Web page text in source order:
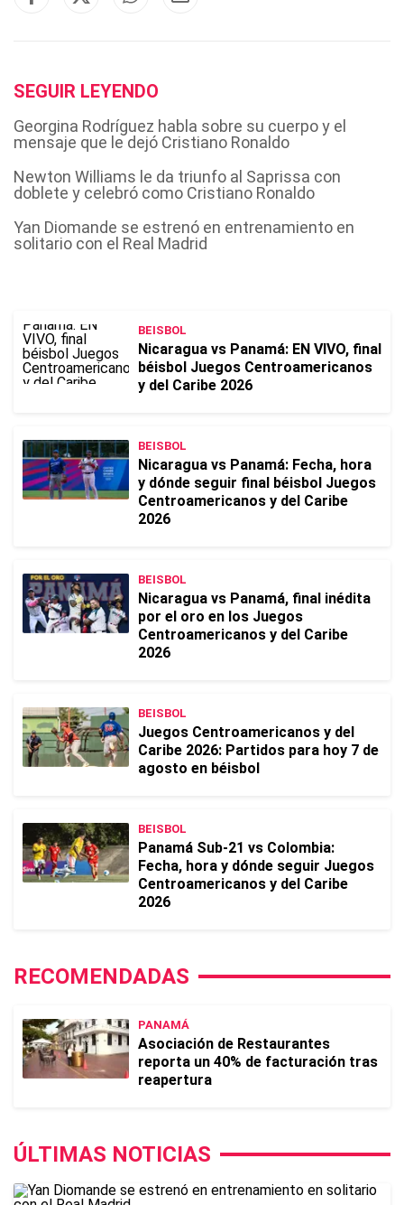
SEGUIR LEYENDO
Georgina Rodríguez habla sobre su cuerpo y el
mensaje que le dejó Cristiano Ronaldo
Newton Williams le da triunfo al Saprissa con
doblete y celebró como Cristiano Ronaldo
Yan Diomande se estrenó en entrenamiento en
solitario con el Real Madrid
BEISBOL
Nicaragua vs Panamá: EN VIVO, final
béisbol Juegos Centroamericanos
y del Caribe 2026
BEISBOL
Nicaragua vs Panamá: Fecha, hora
y dónde seguir final béisbol Juegos
Centroamericanos y del Caribe
2026
BEISBOL
Nicaragua vs Panamá, final inédita
por el oro en los Juegos
Centroamericanos y del Caribe
2026
BEISBOL
Juegos Centroamericanos y del
Caribe 2026: Partidos para hoy 7 de
agosto en béisbol
BEISBOL
Panamá Sub-21 vs Colombia:
Fecha, hora y dónde seguir Juegos
Centroamericanos y del Caribe
2026
RECOMENDADAS
PANAMÁ
Asociación de Restaurantes
reporta un 40% de facturación tras
reapertura
ÚLTIMAS NOTICIAS